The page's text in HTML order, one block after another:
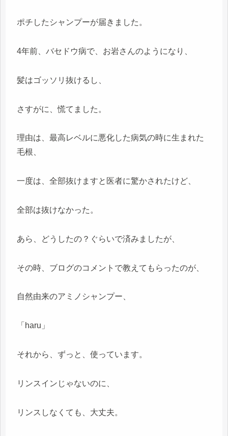
ポチしたシャンプーが届きました。
4年前、バセドウ病で、お岩さんのようになり、
髪はゴッソリ抜けるし、
さすがに、慌てました。
理由は、最高レベルに悪化した病気の時に生まれた
毛根、
一度は、全部抜けますと医者に驚かされたけど、
全部は抜けなかった。
あら、どうしたの？ぐらいで済みましたが、
その時、ブログのコメントで教えてもらったのが、
自然由来のアミノシャンプー、
「haru」
それから、ずっと、使っています。
リンスインじゃないのに、
リンスしなくても、大丈夫。